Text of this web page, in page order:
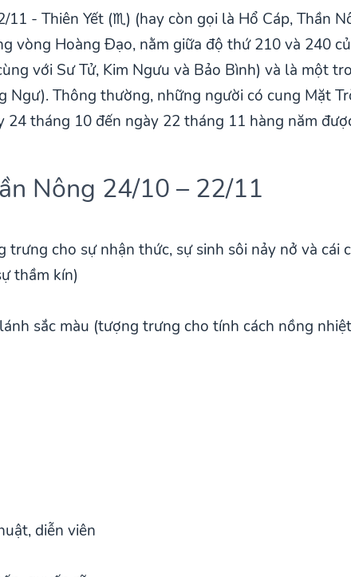
- Thiên Yết (♏) (hay còn gọi là Hổ Cáp, Thần
vòng Hoàng Đạo, nằm giữa độ thứ 210 và 240
với Sư Tử, Kim Ngưu và Bảo Bình) và là một
Thông thường, những người có cung Mặt
tháng 10 đến ngày 22 tháng 11 hàng năm
Nông 24/10 – 22/11
cho sự nhận thức, sự sinh sôi nảy nở và cái
thầm kín)
sắc màu (tượng trưng cho tính cách nồng
diễn viên